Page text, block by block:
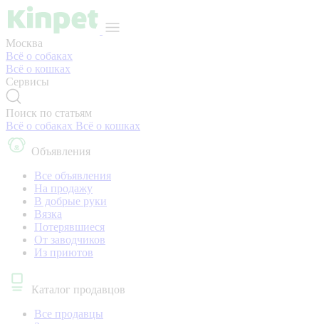
Москва
Всё о собаках
Всё о кошках
Сервисы
Поиск по статьям
Всё о собаках Всё о кошках
Объявления
Все объявления
На продажу
В добрые руки
Вязка
Потерявшиеся
От заводчиков
Из приютов
Каталог продавцов
Все продавцы